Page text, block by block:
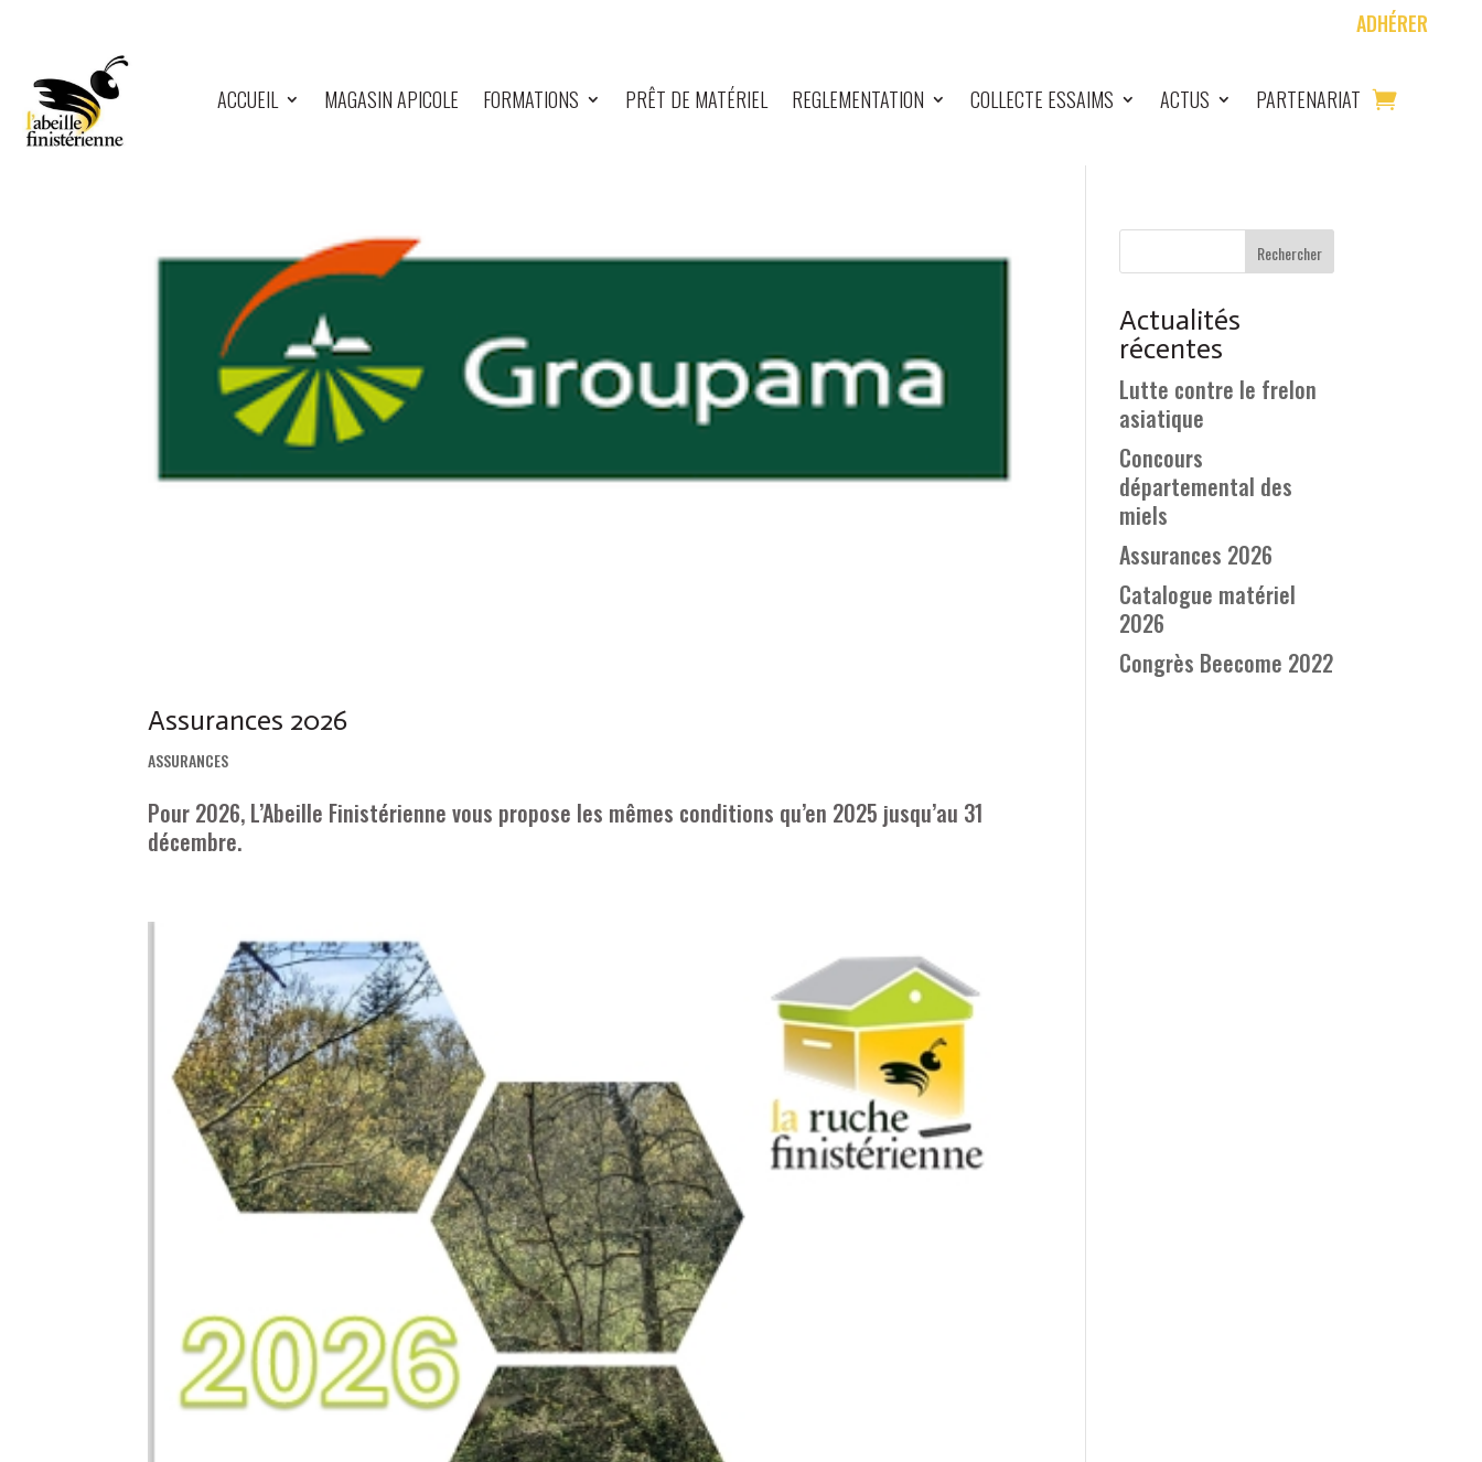
ADHÉRER
ACCUEIL MAGASIN APICOLE FORMATIONS PRÊT DE MATÉRIEL REGLEMENTATION COLLECTE ESSAIMS ACTUS PARTENARIAT
Assurances 2026
ASSURANCES
Pour 2026, L’Abeille Finistérienne vous propose les mêmes conditions qu’en 2025 jusqu’au 31
décembre.
Rechercher
Actualités
récentes
Lutte contre le frelon
asiatique
Concours
départemental des
miels
Assurances 2026
Catalogue matériel
2026
Congrès Beecome 2022